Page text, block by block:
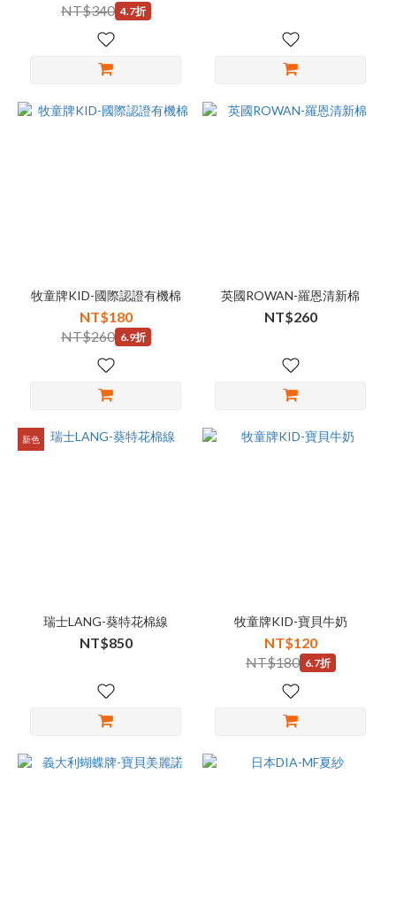
NT$340 4.7折
牧童牌KID-國際認證有機棉
NT$180
NT$260 6.9折
英國ROWAN-羅恩清新棉
NT$260
新色
瑞士LANG-葵特花棉線
NT$850
牧童牌KID-寶貝牛奶
NT$120
NT$180 6.7折